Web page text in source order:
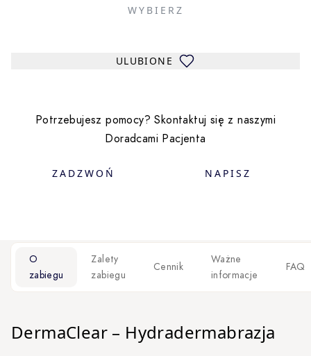
WYBIERZ
ULUBIONE
Potrzebujesz pomocy? Skontaktuj się z naszymi
Doradcami Pacjenta
ZADZWOŃ NAPISZ
O
zabiegu
Zalety
zabiegu
Cennik
Ważne
informacje
FAQ
DermaClear – Hydradermabrazja